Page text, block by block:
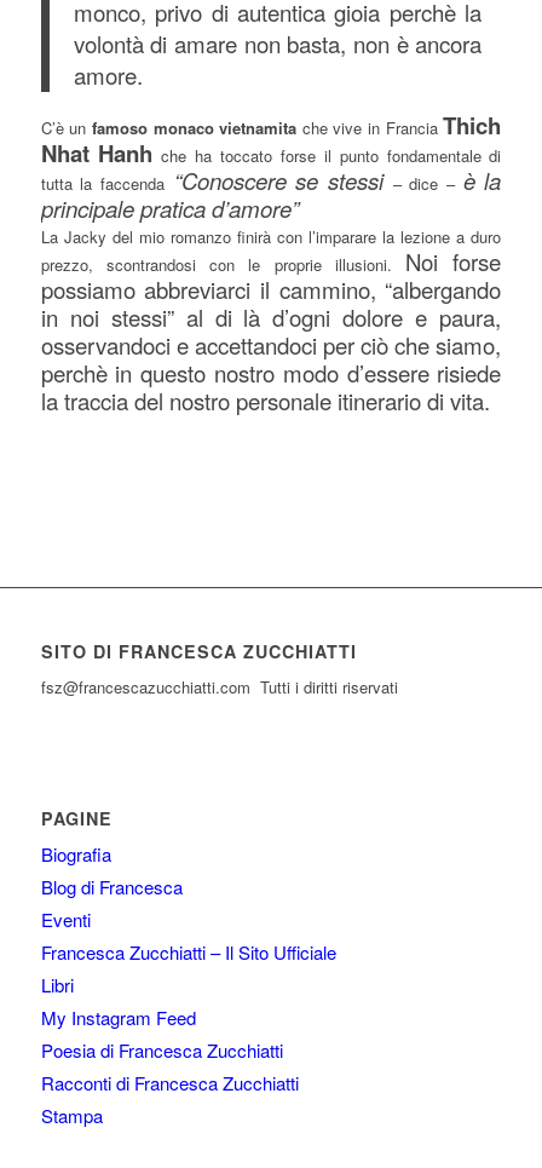
monco, privo di autentica gioia perchè la
volontà di amare non basta, non è ancora
amore.
C’è un famoso monaco vietnamita che vive in FranciaThich
Nhat Hanh che ha toccato forse il punto fondamentale di
tutta la faccenda“Conoscere se stessi – dice – è la
principale pratica d’amore”
La Jacky del mio romanzo finirà con l’imparare la lezione a duro
prezzo, scontrandosi con le proprie illusioni. Noi forse
possiamo abbreviarci il cammino, “albergando
in noi stessi” al di là d’ogni dolore e paura,
osservandoci e accettandoci per ciò che siamo,
perchè in questo nostro modo d’essere risiede
la traccia del nostro personale itinerario di vita.
SITO DI FRANCESCA ZUCCHIATTI
fsz@francescazucchiatti.com Tutti i diritti riservati
PAGINE
Biografia
Blog di Francesca
Eventi
Francesca Zucchiatti – Il Sito Ufficiale
Libri
My Instagram Feed
Poesia di Francesca Zucchiatti
Racconti di Francesca Zucchiatti
Stampa